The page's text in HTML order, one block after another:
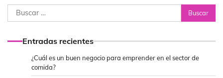
Buscar:
Entradas recientes
¿Cuál es un buen negocio para emprender en el sector de
comida?